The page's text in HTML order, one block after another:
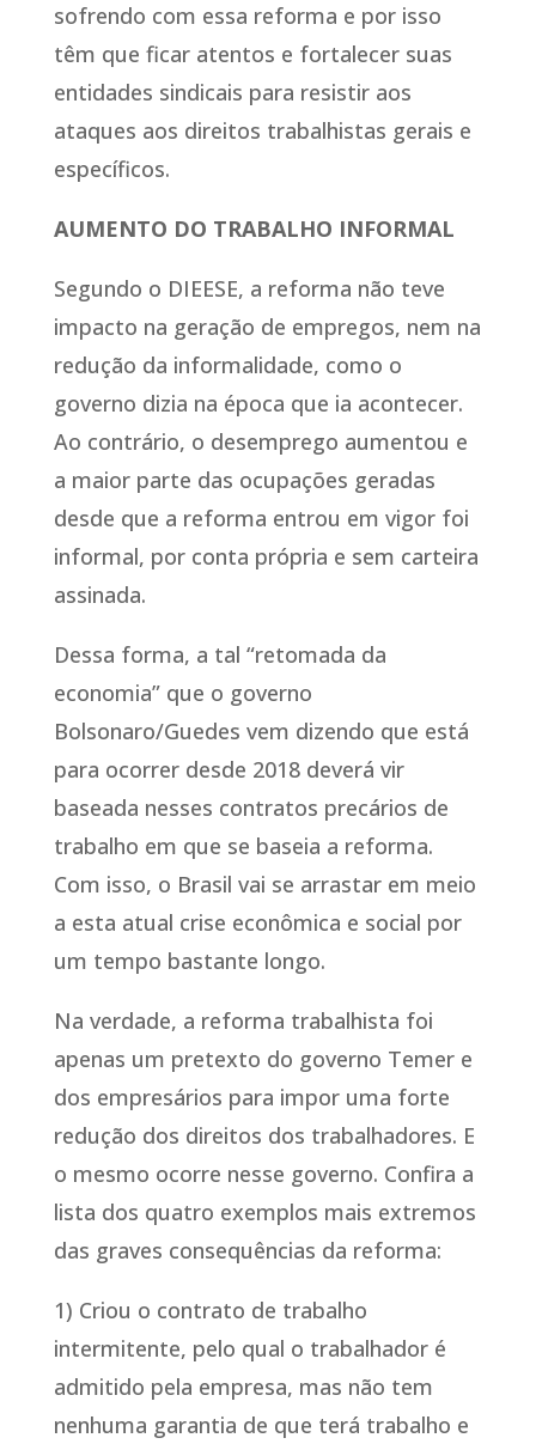
sofrendo com essa reforma e por isso
têm que ficar atentos e fortalecer suas
entidades sindicais para resistir aos
ataques aos direitos trabalhistas gerais e
específicos.
AUMENTO DO TRABALHO INFORMAL
Segundo o DIEESE, a reforma não teve
impacto na geração de empregos, nem na
redução da informalidade, como o
governo dizia na época que ia acontecer.
Ao contrário, o desemprego aumentou e
a maior parte das ocupações geradas
desde que a reforma entrou em vigor foi
informal, por conta própria e sem carteira
assinada.
Dessa forma, a tal “retomada da
economia” que o governo
Bolsonaro/Guedes vem dizendo que está
para ocorrer desde 2018 deverá vir
baseada nesses contratos precários de
trabalho em que se baseia a reforma.
Com isso, o Brasil vai se arrastar em meio
a esta atual crise econômica e social por
um tempo bastante longo.
Na verdade, a reforma trabalhista foi
apenas um pretexto do governo Temer e
dos empresários para impor uma forte
redução dos direitos dos trabalhadores. E
o mesmo ocorre nesse governo. Confira a
lista dos quatro exemplos mais extremos
das graves consequências da reforma:
1) Criou o contrato de trabalho
intermitente, pelo qual o trabalhador é
admitido pela empresa, mas não tem
nenhuma garantia de que terá trabalho e